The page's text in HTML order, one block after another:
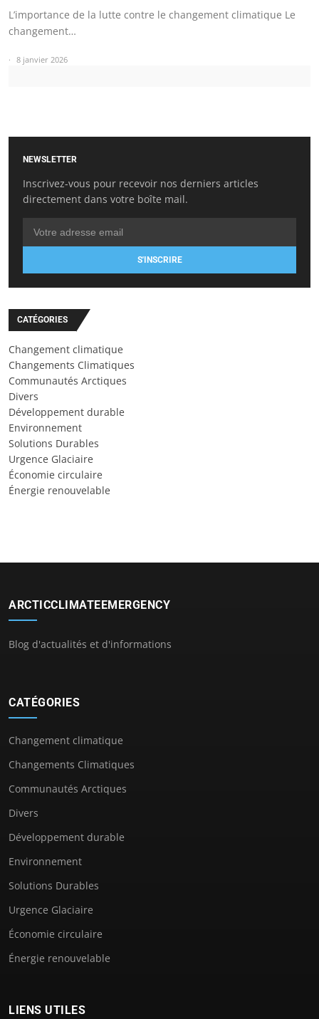
L’importance de la lutte contre le changement climatique Le
changement…
8 janvier 2026
NEWSLETTER
Inscrivez-vous pour recevoir nos derniers articles
directement dans votre boîte mail.
S'INSCRIRE
CATÉGORIES
Changement climatique
Changements Climatiques
Communautés Arctiques
Divers
Développement durable
Environnement
Solutions Durables
Urgence Glaciaire
Économie circulaire
Énergie renouvelable
ARCTICCLIMATEEMERGENCY
Blog d'actualités et d'informations
CATÉGORIES
Changement climatique
Changements Climatiques
Communautés Arctiques
Divers
Développement durable
Environnement
Solutions Durables
Urgence Glaciaire
Économie circulaire
Énergie renouvelable
LIENS UTILES